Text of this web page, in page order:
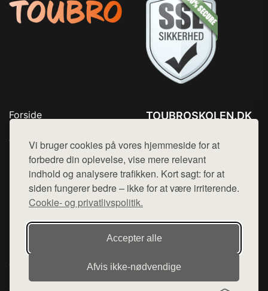
Vi bruger cookies på vores hjemmeside for at
forbedre din oplevelse, vise mere relevant
indhold og analysere trafikken. Kort sagt: for at
siden fungerer bedre – ikke for at være irriterende.
Cookie- og privatlivspolitik.
Accepter alle
Afvis ikke‑nødvendige
Forside
Top Rabatter
Blog
Kontakt
TOUBROSKOLEN.DK
Mail: hej@want.dk
Cookie- og privatlivspolitik
Denne side er en del af want.dk, der udgiver en række
hjemmesider med præsentation af forskellige produkter fra
diverse webshops. Der sælges ikke varer fra denne side - vi
henviser til de shops, som sælger varen. Vi har heller ikke